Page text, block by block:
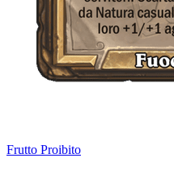
Frutto Proibito